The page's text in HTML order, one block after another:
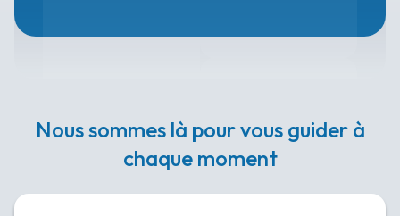
Nous sommes là pour vous guider à
chaque moment